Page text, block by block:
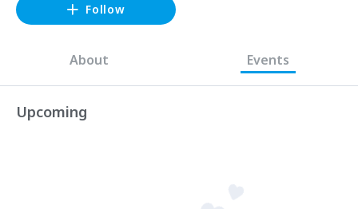
Follow
About Events
Upcoming